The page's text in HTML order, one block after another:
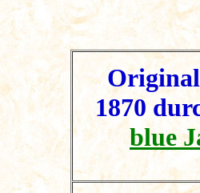
1870
blue